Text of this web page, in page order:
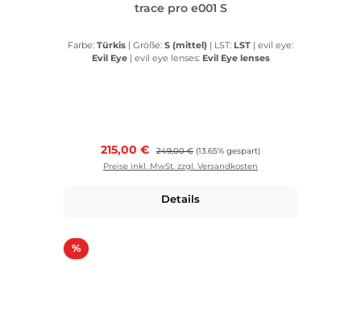
trace pro e001 S
Farbe: Türkis | Größe: S (mittel) | LST: LST | evil eye:
Evil Eye | evil eye lenses: Evil Eye lenses
Verkaufspreis:
215,00 € Regulärer Preis:
249,00 € (13.65% gespart)
Preise inkl. MwSt. zzgl. Versandkosten
Details
%Rabatt